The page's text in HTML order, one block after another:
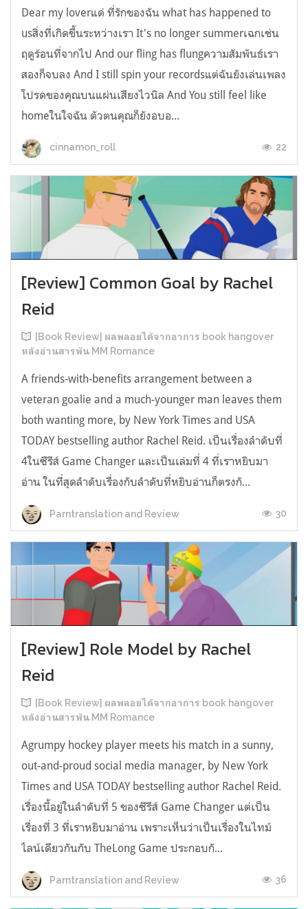
Dear my loverแด่ ที่รักของฉัน what has happened to
usสิ่งที่เกิดขึ้นระหว่างเรา It's no longer summerเฉกเช่น
ฤดูร้อนที่จากไป And our fling has flungความสัมพันธ์เรา
สองก็จบลง And I still spin your recordsแต่ฉันยังเล่นเพลง
โปรดของคุณบนแผ่นเสียงไวนิล And You still feel like
homeในใจฉัน ตัวตนคุณก็ยังอบอ...
cinnamon_roll 22
[Review] Common Goal by Rachel
Reid
[Book Review] ผลพลอยได้จากอาการ book hangover
หลังอ่านสารพัน MM Romance
A friends-with-benefits arrangement between a
veteran goalie and a much-younger man leaves them
both wanting more, by New York Times and USA
TODAY bestselling author Rachel Reid. เป็นเรื่องลำดับที่
4ในซีรีส์ Game Changer และเป็นเล่มที่ 4 ที่เราหยิบมา
อ่าน ในที่สุดลำดับเรื่องกับลำดับที่หยิบอ่านก็ตรงกั...
Parntranslation and Review 30
[Review] Role Model by Rachel
Reid
[Book Review] ผลพลอยได้จากอาการ book hangover
หลังอ่านสารพัน MM Romance
Agrumpy hockey player meets his match in a sunny,
out-and-proud social media manager, by New York
Times and USA TODAY bestselling author Rachel Reid.
เรื่องนี้อยู่ในลำดับที่ 5 ของซีรีส์ Game Changer แต่เป็น
เรื่องที่ 3 ที่เราหยิบมาอ่าน เพราะเห็นว่าเป็นเรื่องในไทม์
ไลน์เดียวกันกับ TheLong Game ประกอบกั...
Parntranslation and Review 36